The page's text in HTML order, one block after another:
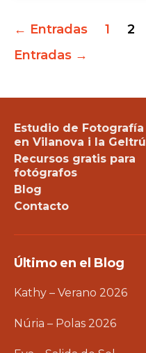
Paginación
de
← Entradas 1 2
Entradas →
Estudio de Fotografía
en Vilanova i la Geltrú
Recursos gratis para
fotógrafos
Blog
Contacto
Último en el Blog
Kathy – Verano 2026
Núria – Polas 2026